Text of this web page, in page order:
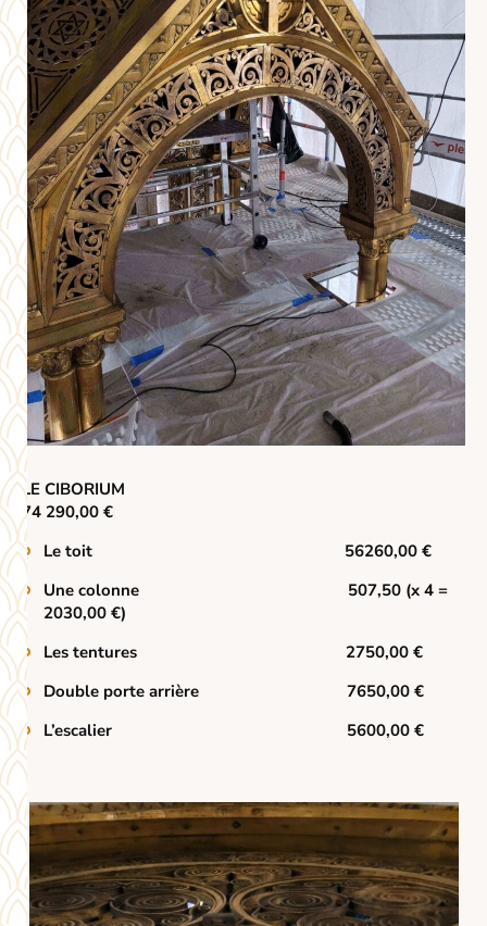
LE CIBORIUM
74 290,00 €
Le toit 56260,00 €
Une colonne 507,50 (x 4 =
2030,00 €)
Les tentures 2750,00 €
Double porte arrière 7650,00 €
L’escalier 5600,00 €